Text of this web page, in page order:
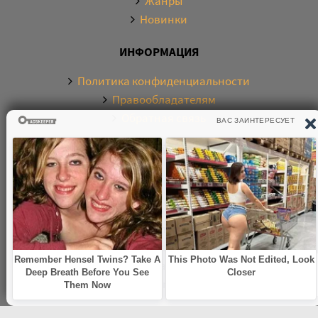
Новинки
ИНФОРМАЦИЯ
Политика конфиденциальности
Правообладателям
О САЙТЕ
Электронная библиотека аудиокниг. Более 20000
аудиокниг в хорошем качестве. Слушайте аудиокниги
бесплатно онлайн и без регистрации. По любым
вопросам обращайтесь на почту:
knigamp3online.info@gmail.com